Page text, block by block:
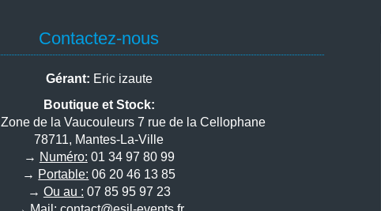
Contactez-nous
Gérant: Eric izaute
Boutique et Stock:
Zone de la Vaucouleurs 7 rue de la Cellophane
78711, Mantes-La-Ville
→ Numéro: 01 34 97 80 99
→ Portable: 06 20 46 13 85
→ Ou au : 07 85 95 97 23